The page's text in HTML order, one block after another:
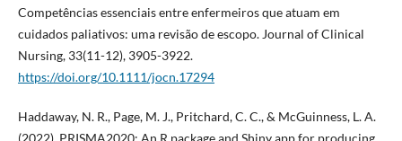
Competências essenciais entre enfermeiros que atuam em
cuidados paliativos: uma revisão de escopo. Journal of Clinical
Nursing, 33(11-12), 3905-3922.
https://doi.org/10.1111/jocn.17294
Haddaway, N. R., Page, M. J., Pritchard, C. C., & McGuinness, L. A.